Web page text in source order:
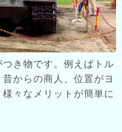
き物です。例えばトル
からの商人、位置がヨ
々なメリットが簡単に